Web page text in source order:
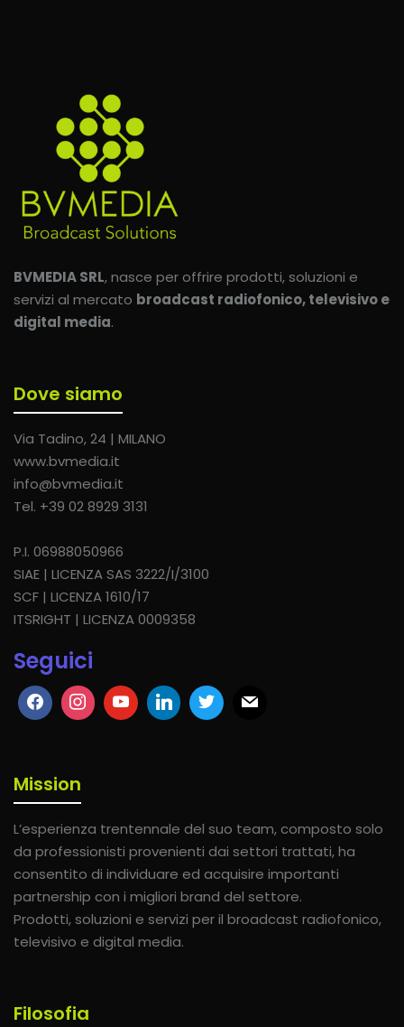
BVMEDIA SRL, nasce per offrire prodotti, soluzioni e
servizi al mercato broadcast radiofonico, televisivo e
digital media.
Dove siamo
Via Tadino, 24 | MILANO
www.bvmedia.it
info@bvmedia.it
Tel. +39 02 8929 3131
P.I. 06988050966
SIAE | LICENZA SAS 3222/I/3100
SCF | LICENZA 1610/17
ITSRIGHT | LICENZA 0009358
Seguici
Mission
L’esperienza trentennale del suo team, composto solo
da professionisti provenienti dai settori trattati, ha
consentito di individuare ed acquisire importanti
partnership con i migliori brand del settore.
Prodotti, soluzioni e servizi per il broadcast radiofonico,
televisivo e digital media.
Filosofia